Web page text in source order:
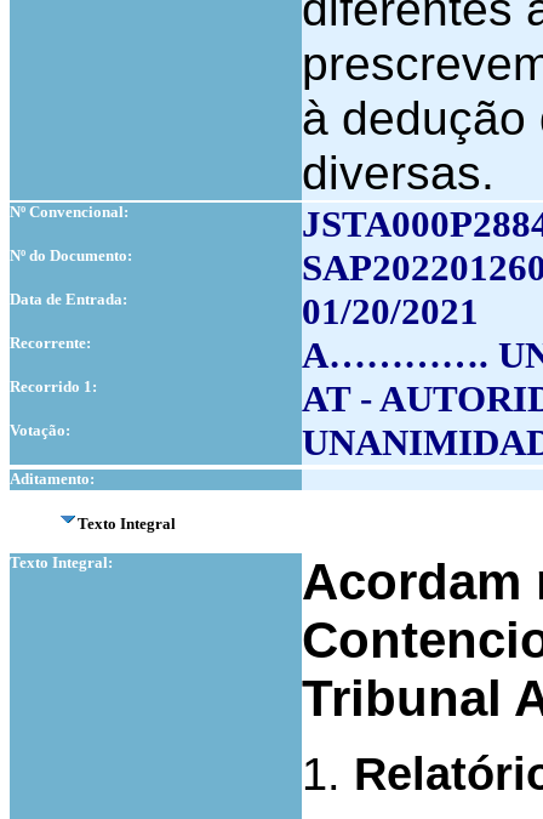
à dedução
diversas.
Nº Convencional:
Nº do Documento:
Data de Entrada: 01/20/2021
Recorrente: A………….
Recorrido 1: AT -
Votação:
Aditamento:
Texto Integral
Texto Integral:
Acordam
Tribunal
1.